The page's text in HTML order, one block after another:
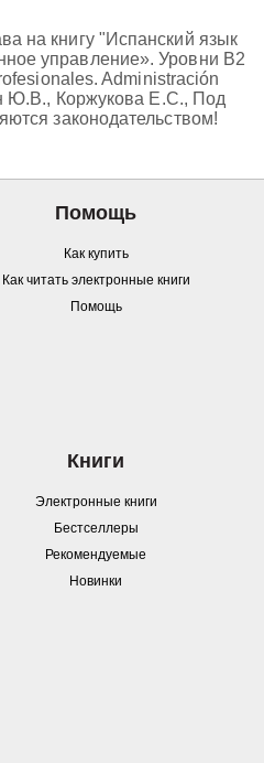
на книгу "Испанский язык
управление». Уровни В2
Administración
Ю.В., Коржукова Е.С., Под
законодательством!
Помощь
Как купить
Как читать электронные книги
Помощь
Книги
Электронные книги
Бестселлеры
Рекомендуемые
Новинки